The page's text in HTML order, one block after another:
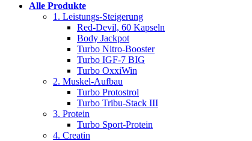
Alle Produkte
1. Leistungs-Steigerung
Red-Devil, 60 Kapseln
Body Jackpot
Turbo Nitro-Booster
Turbo IGF-7 BIG
Turbo OxxiWin
2. Muskel-Aufbau
Turbo Protostrol
Turbo Tribu-Stack III
3. Protein
Turbo Sport-Protein
4. Creatin